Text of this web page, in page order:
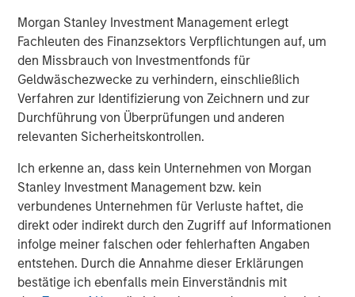
Morgan Stanley Investment Management erlegt
Fachleuten des Finanzsektors Verpflichtungen auf, um
den Missbrauch von Investmentfonds für
Geldwäschezwecke zu verhindern, einschließlich
Verfahren zur Identifizierung von Zeichnern und zur
Durchführung von Überprüfungen und anderen
relevanten Sicherheitskontrollen.
Ich erkenne an, dass kein Unternehmen von Morgan
Stanley Investment Management bzw. kein
verbundenes Unternehmen für Verluste haftet, die
direkt oder indirekt durch den Zugriff auf Informationen
infolge meiner falschen oder fehlerhaften Angaben
entstehen. Durch die Annahme dieser Erklärungen
bestätige ich ebenfalls mein Einverständnis mit
wealth management and investment management
services. With offices in more than 41 countries, the
Firm's employees serve clients worldwide including
corporations, governments, institutions and individuals.
For more information about Morgan Stanley, please visit
www.morganstanley.com.
Morgan Stanley Investment Management, together with
its investment advisory affiliates, has approximately $1.4
trillion in assets under management or supervision as of
March 31, 2021. Morgan Stanley Investment Management
strives to provide outstanding long-term investment
performance, service and a comprehensive suite of